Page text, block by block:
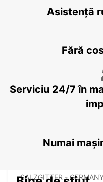
BRAUNSCHWEIG
BRAUNSCHWEIG -
HALLE SAALE
HALLE SAALE -
SALZGITTER -
Asistență
Fără
Serviciu 24/7 în
Numai